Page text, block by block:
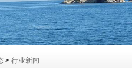
> 行业新闻